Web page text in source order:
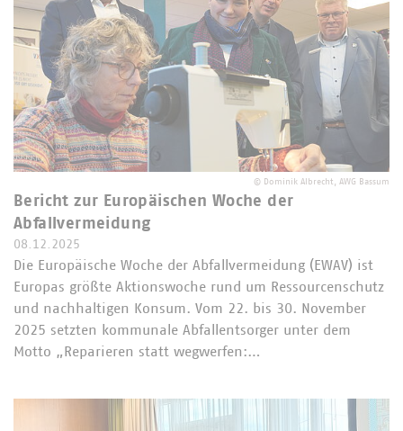
© Dominik Albrecht, AWG Bassum
Bericht zur Europäischen Woche der
Abfallvermeidung
08.12.2025
Die Europäische Woche der Abfallvermeidung (EWAV) ist
Europas größte Aktionswoche rund um Ressourcenschutz
und nachhaltigen Konsum. Vom 22. bis 30. November
2025 setzten kommunale Abfallentsorger unter dem
Motto „Reparieren statt wegwerfen:…